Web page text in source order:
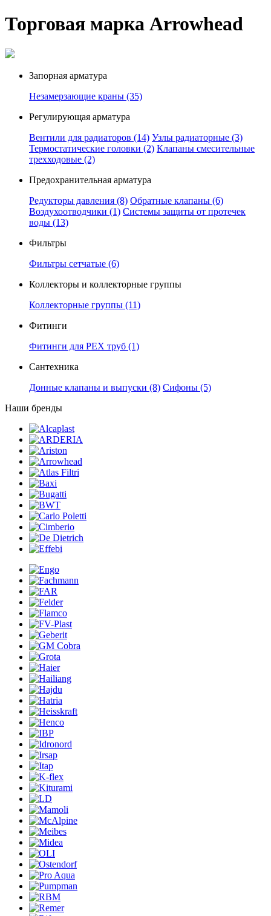
Торговая марка Arrowhead
Запорная арматура
Незамерзающие краны (35)
Регулирующая арматура
Вентили для радиаторов (14) Узлы радиаторные (3)
Термостатические головки (2) Клапаны смесительные
трехходовые (2)
Предохранительная арматура
Редукторы давления (8) Обратные клапаны (6)
Воздухоотводчики (1) Системы защиты от протечек
воды (13)
Фильтры
Фильтры сетчатые (6)
Коллекторы и коллекторные группы
Коллекторные группы (11)
Фитинги
Фитинги для PEX труб (1)
Сантехника
Донные клапаны и выпуски (8) Сифоны (5)
Наши бренды